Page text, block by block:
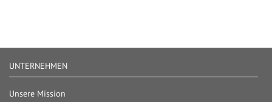
UNTERNEHMEN
Unsere Mission